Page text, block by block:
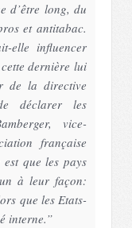
d’être long, du
et antitabac.
elle influencer
dernière lui
de la directive
déclarer les
vice-
française
que les pays
à leur façon:
que les Etats-
interne.”